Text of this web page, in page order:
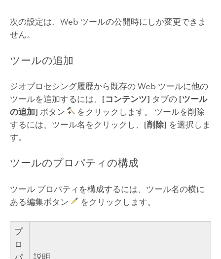
次の設定は、Web ツールの公開時にしか変更できま
せん。
ツールの追加
ジオプロセシング履歴から既存の Web ツールに他の
ツールを追加するには、 [コンテンツ] タブの [ツール
の追加] ボタン
をクリックします。 ツールを削除
するには、ツール名をクリックし、 [削除] を選択しま
す。
ツールのプロパティの構成
ツール プロパティを構成するには、ツール名の横に
ある編集ボタン
をクリックします。
プ
ロ